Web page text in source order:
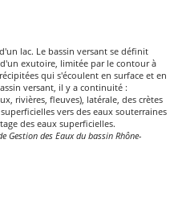
lac. Le bassin versant se définit
exutoire, limitée par le contour à
qui s'écoulent en surface et en
versant, il y a continuité :
rivières, fleuves), latérale, des crètes
vers des eaux souterraines
des eaux superficielles.
Gestion des Eaux du bassin Rhône-